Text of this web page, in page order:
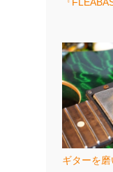
ギターを